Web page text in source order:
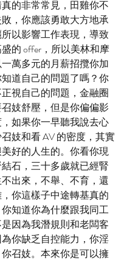
的非常常見，田雞你不
，你應該勇敢大方地承
以影響工作表現，導致
的 offer，所以美林和摩
萬多元的月薪招攬你加
道自己的問題了嗎？你
視自己的問題，金融圈
妓舒壓，但是你偏偏影
如果你一早聽我說去心
妓和看 AV 的密度，其實
好的人生的。你看你現
石，三十多歲就已經腎
出來，不舉、不育，還
你這樣子中途轉基真的
知道你為什麼跟我同工
因為我潛規則和老闆客
你缺乏自控能力，你淫
召妓。本來你是可以擁